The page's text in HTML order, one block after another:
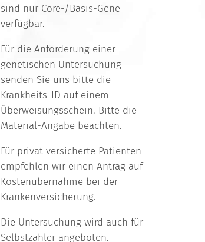
sind nur Core-/Basis-Gene
verfügbar.
Für die Anforderung einer
genetischen Untersuchung
senden Sie uns bitte die
Krankheits-ID auf einem
Überweisungsschein. Bitte die
Material-Angabe beachten.
Für privat versicherte Patienten
empfehlen wir einen Antrag auf
Kostenübernahme bei der
Krankenversicherung.
Die Untersuchung wird auch für
Selbstzahler angeboten.